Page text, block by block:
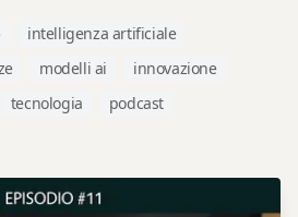
intelligenza artificiale
modelli ai
innovazione
tecnologia podcast